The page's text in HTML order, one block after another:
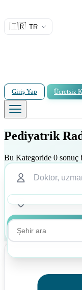
🇹🇷 TR
Giriş Yap Ücretsiz
Pediyatrik
Bu Kategoride 0 sonuç